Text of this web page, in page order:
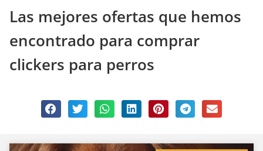
Las mejores ofertas que hemos
encontrado para comprar
clickers para perros